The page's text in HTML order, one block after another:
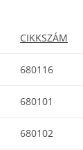
CIKKSZÁM
680116
680101
680102